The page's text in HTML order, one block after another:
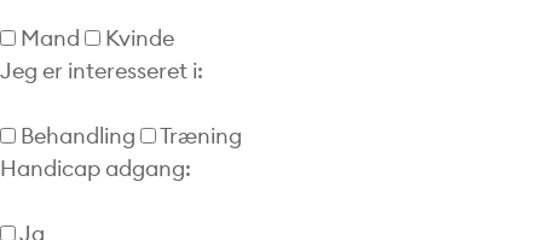
Mand
Kvinde
Jeg er interesseret i:
Behandling
Træning
Handicap adgang:
Ja